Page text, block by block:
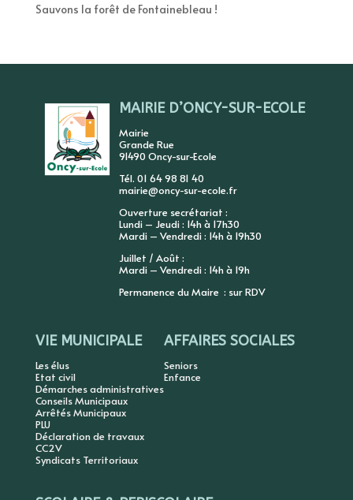
Sauvons la forêt de Fontainebleau !
MAIRIE D’ONCY-SUR-ECOLE
Mairie
Grande Rue
91490 Oncy-sur-Ecole
Tél. 01 64 98 81 40
mairie@oncy-sur-ecole.fr
Ouverture secrétariat :
Lundi – Jeudi : 14h à 17h30
Mardi – Vendredi : 14h à 19h30
Juillet / Août :
Mardi – Vendredi : 14h à 19h
Permanence du Maire : sur RDV
VIE MUNICIPALE
Les élus
Etat civil
Démarches administratives
Conseils Municipaux
Arrêtés Municipaux
PLU
Déclaration de travaux
CC2V
Syndicats Territoriaux
AFFAIRES SOCIALES
Seniors
Enfance